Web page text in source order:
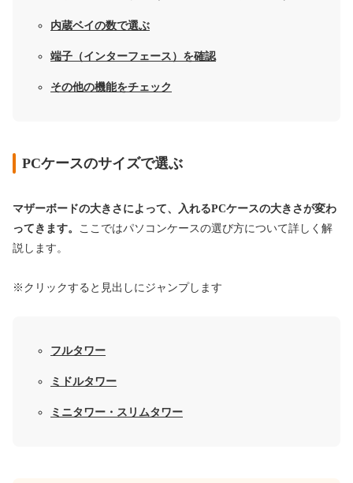
内蔵ベイの数で選ぶ
端子（インターフェース）を確認
その他の機能をチェック
PCケースのサイズで選ぶ
マザーボードの大きさによって、入れるPCケースの大きさが変わ
ってきます。 ここではパソコンケースの選び方について詳しく解
説します。
※クリックすると見出しにジャンプします
フルタワー
ミドルタワー
ミニタワー・スリムタワー